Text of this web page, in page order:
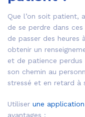
Que l’on soit patient,
de se perdre dans
de passer des heures
obtenir un
et de patience perdus
son chemin au
stressé et en retard à
Utiliser une
avantages :